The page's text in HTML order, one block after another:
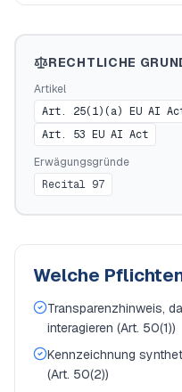
RECHTLICHE
Artikel
Art. 25(1)(a) EU AI
Art. 53 EU AI Act
Erwägungsgründe
Recital 97
Welche
Transparenzhinweis,
interagieren (Art. 50(1))
Kennzeichnung
(Art. 50(2))